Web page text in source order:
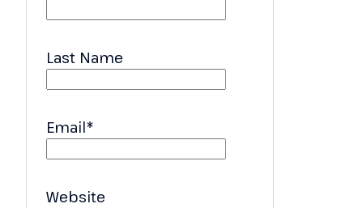
Last Name
Email*
Website